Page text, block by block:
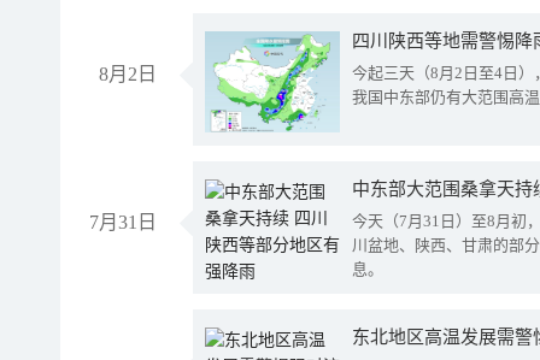
8月2日
今起三天（8月2日至4日
我国中东部仍有大范围高
7月31日
中东部大范围桑拿天
今天（7月31日）至8月初
川盆地、陕西、甘肃的部
息。
东北地区高温发展需